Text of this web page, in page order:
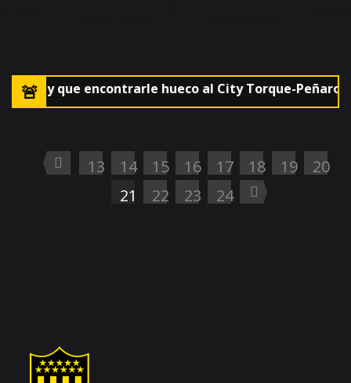
hay que encontrarle hueco al City Torque-Peñarol
13 14 15 16 17 18 19
20
21
22 23 24